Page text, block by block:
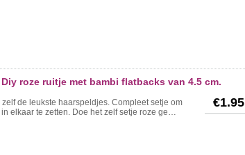
roze ruitje met bambi flatbacks van 4.5 cm.
€1.95
zelf de leukste haarspeldjes. Compleet setje om
elkaar te zetten. Doe het zelf setje roze ge…